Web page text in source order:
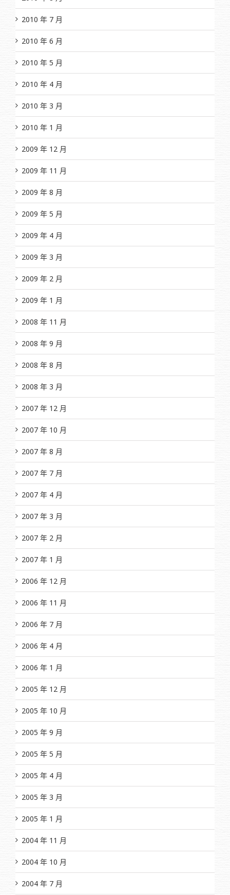
2010 年 7 月
2010 年 6 月
2010 年 5 月
2010 年 4 月
2010 年 3 月
2010 年 1 月
2009 年 12 月
2009 年 11 月
2009 年 8 月
2009 年 5 月
2009 年 4 月
2009 年 3 月
2009 年 2 月
2009 年 1 月
2008 年 11 月
2008 年 9 月
2008 年 8 月
2008 年 3 月
2007 年 12 月
2007 年 10 月
2007 年 8 月
2007 年 7 月
2007 年 4 月
2007 年 3 月
2007 年 2 月
2007 年 1 月
2006 年 12 月
2006 年 11 月
2006 年 7 月
2006 年 4 月
2006 年 1 月
2005 年 12 月
2005 年 10 月
2005 年 9 月
2005 年 5 月
2005 年 4 月
2005 年 3 月
2005 年 1 月
2004 年 11 月
2004 年 10 月
2004 年 7 月